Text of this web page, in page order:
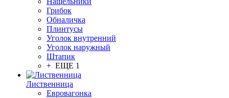
Грибок
Обналичка
Плинтусы
Уголок внутренний
Уголок наружный
Штапик
+ ЕЩЕ 1
Лиственница
Евровагонка